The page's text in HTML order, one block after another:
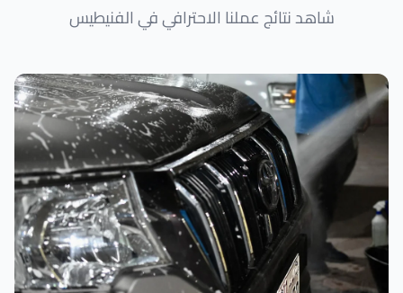
شاهد نتائج عملنا الاحترافي في الفنيطيس